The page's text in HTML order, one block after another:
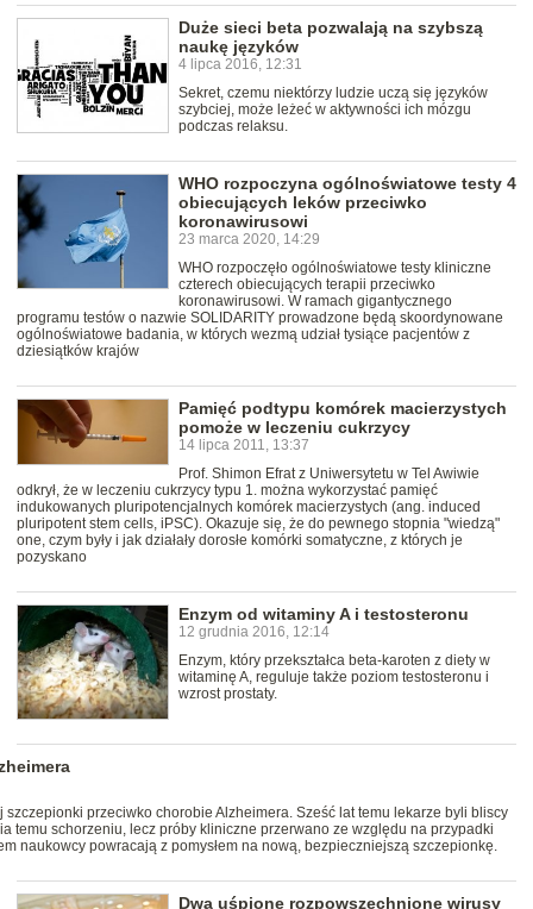
Duże sieci beta pozwalają na szybszą
naukę języków
4 lipca 2016, 12:31
Sekret, czemu niektórzy ludzie uczą się języków
szybciej, może leżeć w aktywności ich mózgu
podczas relaksu.
WHO rozpoczyna ogólnoświatowe testy 4
obiecujących leków przeciwko
koronawirusowi
23 marca 2020, 14:29
WHO rozpoczęło ogólnoświatowe testy kliniczne
czterech obiecujących terapii przeciwko
koronawirusowi. W ramach gigantycznego
programu testów o nazwie SOLIDARITY prowadzone będą skoordynowane
ogólnoświatowe badania, w których wezmą udział tysiące pacjentów z
dziesiątków krajów
Pamięć podtypu komórek macierzystych
pomoże w leczeniu cukrzycy
14 lipca 2011, 13:37
Prof. Shimon Efrat z Uniwersytetu w Tel Awiwie
odkrył, że w leczeniu cukrzycy typu 1. można wykorzystać pamięć
indukowanych pluripotencjalnych komórek macierzystych (ang. induced
pluripotent stem cells, iPSC). Okazuje się, że do pewnego stopnia "wiedzą"
one, czym były i jak działały dorosłe komórki somatyczne, z których je
pozyskano
Enzym od witaminy A i testosteronu
12 grudnia 2016, 12:14
Enzym, który przekształca beta-karoten z diety w
witaminę A, reguluje także poziom testosteronu i
wzrost prostaty.
przeciwko chorobie Alzheimera. Sześć lat temu lekarze byli bliscy
temu schorzeniu, lecz próby kliniczne przerwano ze względu na przypadki
naukowcy powracają z pomysłem na nową, bezpieczniejszą szczepionkę.
Dwa uśpione rozpowszechnione wirusy